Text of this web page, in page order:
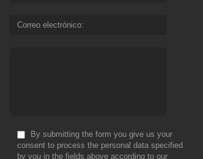
Correo electrónico
By submitting the form you give us your
consent to process the personal data specified
by you in the fields above according to our